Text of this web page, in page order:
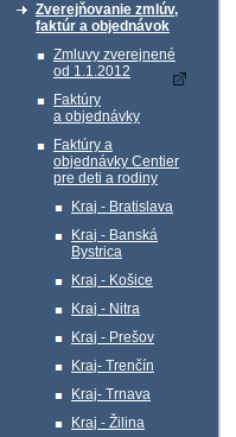
Zverejňovanie zmlúv,
faktúr a objednávok
Zmluvy zverejnené
od 1.1.2012
Faktúry
a objednávky
Faktúry a
objednávky Centier
pre deti a rodiny
Kraj - Bratislava
Kraj - Banská
Bystrica
Kraj - Košice
Kraj - Nitra
Kraj - Prešov
Kraj- Trenčín
Kraj- Trnava
Kraj - Žilina